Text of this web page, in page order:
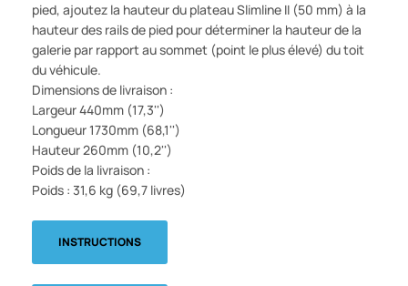
pied, ajoutez la hauteur du plateau Slimline II (50 mm) à la
hauteur des rails de pied pour déterminer la hauteur de la
galerie par rapport au sommet (point le plus élevé) du toit
du véhicule.
Dimensions de livraison :
Largeur 440mm (17,3'')
Longueur 1730mm (68,1'')
Hauteur 260mm (10,2'')
Poids de la livraison :
Poids : 31,6 kg (69,7 livres)
INSTRUCTIONS